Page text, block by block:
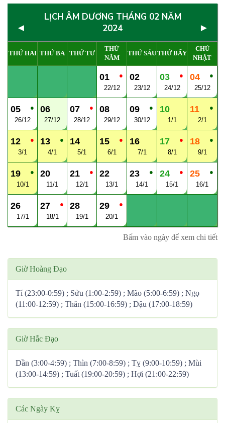
◄
LỊCH ÂM DƯƠNG THÁNG 02 NĂM
2024
►
THỨ HAI THỨ BA THỨ TƯ
THỨ
NĂM
THỨ SÁUTHỨ BẨY
CHỦ
NHẬT
●
01
22/12
02
23/12
●
03
24/12
●
04
25/12
●
05
26/12
06
27/12
●
07
28/12
08
29/12
●
09
30/12
10
1/1
●
11
2/1
●
12
3/1
●
13
4/1
14
5/1
●
15
6/1
16
7/1
●
17
8/1
●
18
9/1
●
19
10/1
20
11/1
●
21
12/1
22
13/1
●
23
14/1
●
24
15/1
●
25
16/1
26
17/1
●
27
18/1
28
19/1
●
29
20/1
Bấm vào ngày để xem chi tiết
Giờ Hoàng Đạo
Tí (23:00-0:59) ; Sửu (1:00-2:59) ; Mão (5:00-6:59) ; Ngọ
(11:00-12:59) ; Thân (15:00-16:59) ; Dậu (17:00-18:59)
Giờ Hắc Đạo
Dần (3:00-4:59) ; Thìn (7:00-8:59) ; Tỵ (9:00-10:59) ; Mùi
(13:00-14:59) ; Tuất (19:00-20:59) ; Hợi (21:00-22:59)
Các Ngày Kỵ